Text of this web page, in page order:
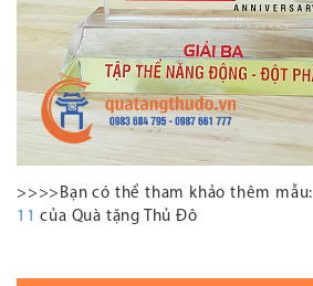
>>>>Bạn có thể tham khảo thêm mẫu:
11 của Quà tặng Thủ Đô